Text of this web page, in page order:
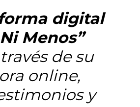
digital
Menos”
de su
online,
y